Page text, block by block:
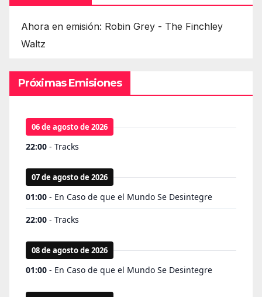
Ahora en emisión: Robin Grey - The Finchley
Waltz
Próximas Emisiones